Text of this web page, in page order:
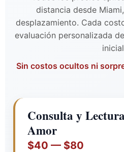
distancia desde
desplazamiento. Cada
evaluación personalizada
Sin costos ocultos ni
Consulta y
Amor
$40 — $80